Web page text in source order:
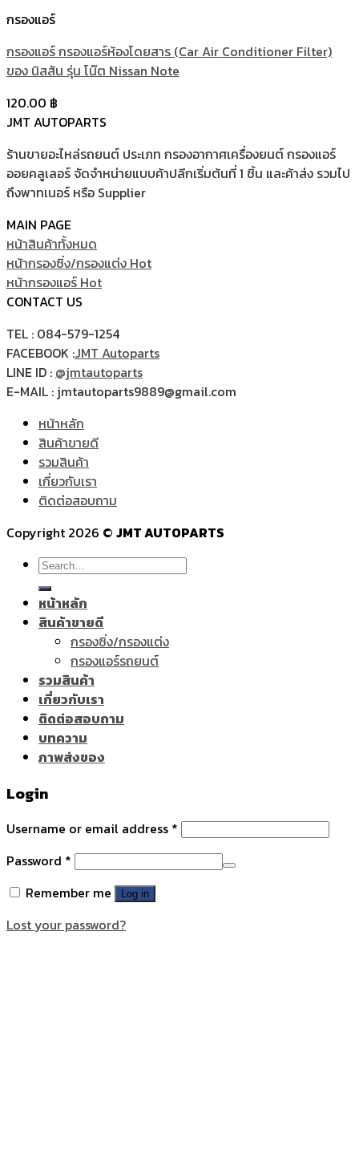
กรองแอร์
กรองแอร์ กรองแอร์ห้องโดยสาร (Car Air Conditioner Filter)
ของ นิสสัน รุ่น โน๊ต Nissan Note
120.00 ฿
JMT AUTOPARTS
ร้านขายอะไหล่รถยนต์ ประเภท กรองอากาศเครื่องยนต์ กรองแอร์
ออยคลูเลอร์ จัดจำหน่ายแบบค้าปลีกเริ่มต้นที่ 1 ชิ้น และค้าส่ง รวมไป
ถึงพาทเนอร์ หรือ Supplier
MAIN PAGE
หน้าสินค้าทั้งหมด
หน้ากรองซิ่ง/กรองแต่ง
หน้ากรองแอร์
CONTACT US
TEL : 084-579-1254
FACEBOOK :JMT Autoparts
LINE ID : @jmtautoparts
E-MAIL : jmtautoparts9889@gmail.com
หน้าหลัก
สินค้าขายดี
รวมสินค้า
เกี่ยวกับเรา
ติดต่อสอบถาม
Copyright 2026 © JMT AUTOPARTS
Search
for:
หน้าหลัก
สินค้าขายดี
กรองซิ่ง/กรองแต่ง
กรองแอร์รถยนต์
รวมสินค้า
เกี่ยวกับเรา
ติดต่อสอบถาม
บทความ
ภาพส่งของ
Login
Username or email address *
Password *
Remember me
Log in
Lost your password?